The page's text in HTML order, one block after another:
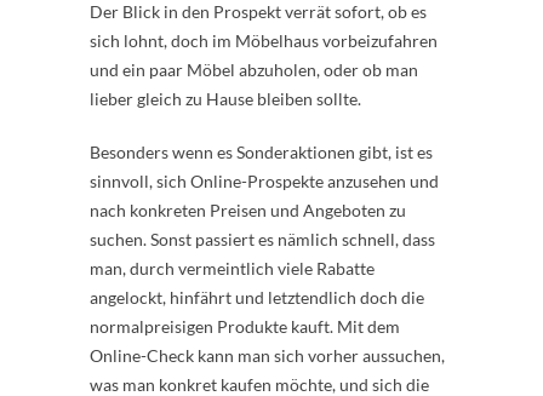
Der Blick in den Prospekt verrät sofort, ob es
sich lohnt, doch im Möbelhaus vorbeizufahren
und ein paar Möbel abzuholen, oder ob man
lieber gleich zu Hause bleiben sollte.
Besonders wenn es Sonderaktionen gibt, ist es
sinnvoll, sich Online-Prospekte anzusehen und
nach konkreten Preisen und Angeboten zu
suchen. Sonst passiert es nämlich schnell, dass
man, durch vermeintlich viele Rabatte
angelockt, hinfährt und letztendlich doch die
normalpreisigen Produkte kauft. Mit dem
Online-Check kann man sich vorher aussuchen,
was man konkret kaufen möchte, und sich die